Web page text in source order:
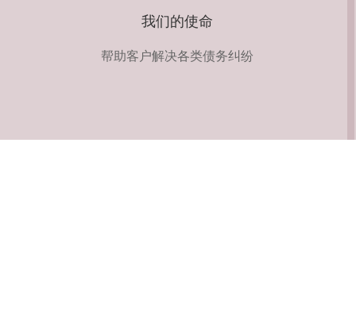
我们的使命
帮助客户解决各类债务纠纷